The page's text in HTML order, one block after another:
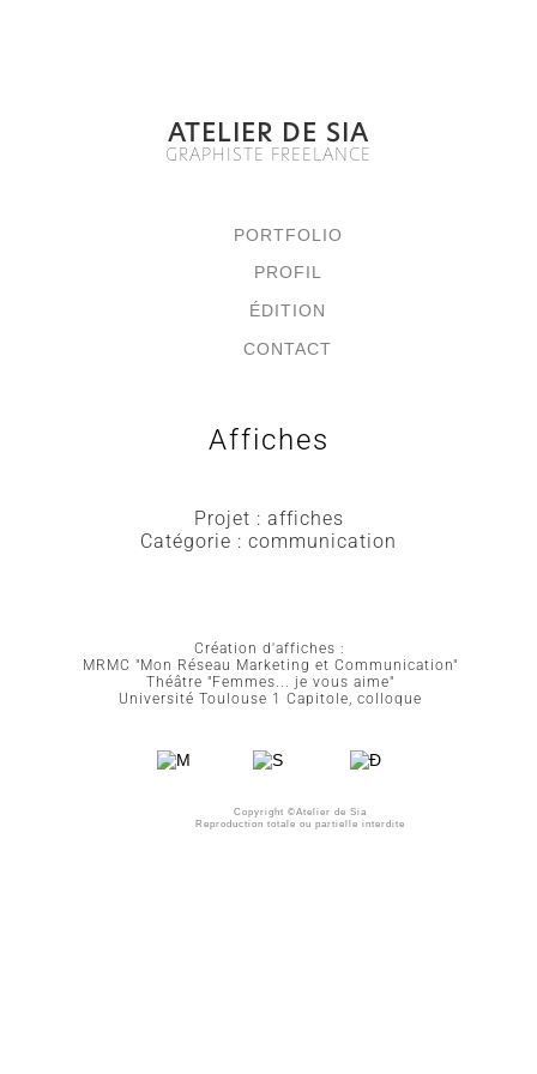
ATELIER DE SIA
GRAPHISTE FREELANCE
Affiches
Projet : affiches
Catégorie : communication
Création d'affiches :
MRMC "Mon Réseau Marketing et Communication"
Théâtre "Femmes... je vous aime"
Université Toulouse 1 Capitole, colloque
Copyright ©Atelier de Sia
Reproduction totale ou partielle interdite
PORTFOLIO
PROFIL
ÉDITION
CONTACT